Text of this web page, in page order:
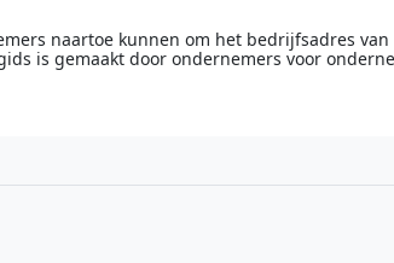
naartoe kunnen om het bedrijfsadres
is gemaakt door ondernemers voor